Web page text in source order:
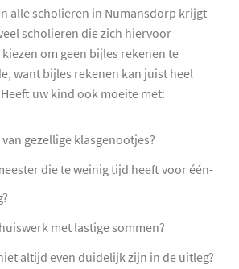
alle scholieren in Numansdorp krijgt
scholieren die zich hiervoor
om geen bijles rekenen te
want bijles rekenen kan juist heel
uw kind ook moeite met:
gezellige klasgenootjes?
die te weinig tijd heeft voor één-
met lastige sommen?
altijd even duidelijk zijn in de uitleg?